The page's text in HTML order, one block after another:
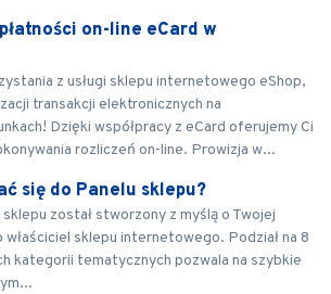
on-line eCard w
z usługi sklepu internetowego eShop,
transakcji elektronicznych na
Dzięki współpracy z eCard oferujemy Ci
rozliczeń on-line. Prowizja w...
się do Panelu sklepu?
został stworzony z myślą o Twojej
sklepu internetowego. Podział na 8
kategorii tematycznych pozwala na szybkie